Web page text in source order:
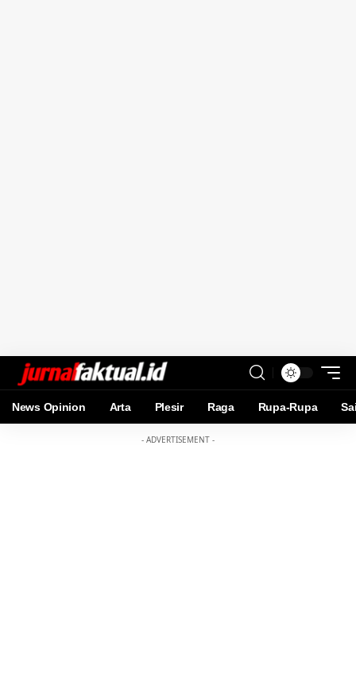
News Opinion Arta Plesir Raga Rupa-Rupa
- ADVERTISEMENT -